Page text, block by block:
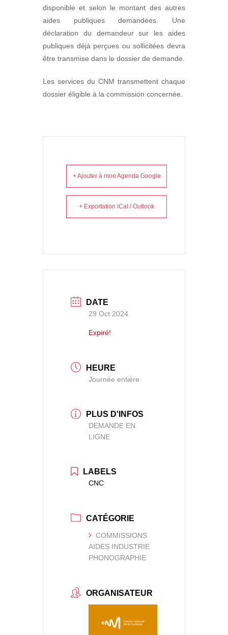
disponible et selon le montant des autres
aides publiques demandées. Une
déclaration du demandeur sur les aides
publiques déjà perçues ou sollicitées devra
être transmise dans le dossier de demande.
Les services du CNM transmettent chaque
dossier éligible à la commission concernée.
+ Ajouter à mon Agenda Google
+ Exportation iCal / Outlook
DATE
29 Oct 2024
Expiré!
HEURE
Journée entière
PLUS D'INFOS
DEMANDE EN
LIGNE
LABELS
CNC
CATÉGORIE
COMMISSIONS
AIDES INDUSTRIE
PHONOGRAPHIE
ORGANISATEUR